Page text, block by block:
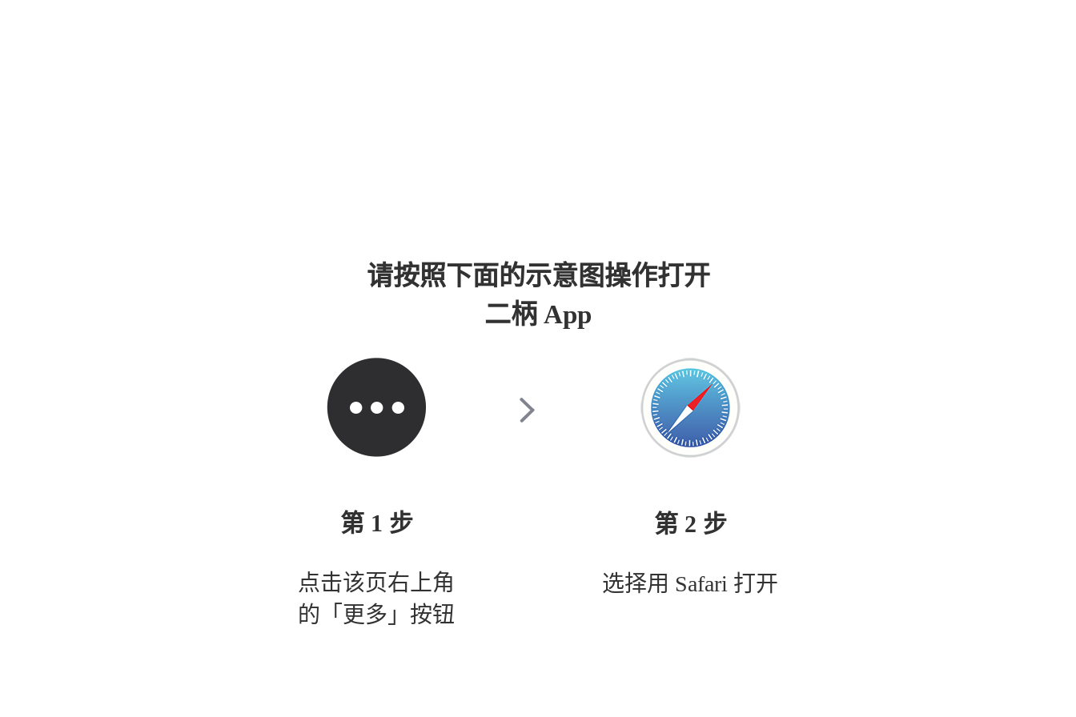
请按照下面的示意图操作打开
二柄 App
第 1 步
点击该页右上角
的「更多」按钮
第 2 步
选择用 Safari 打开